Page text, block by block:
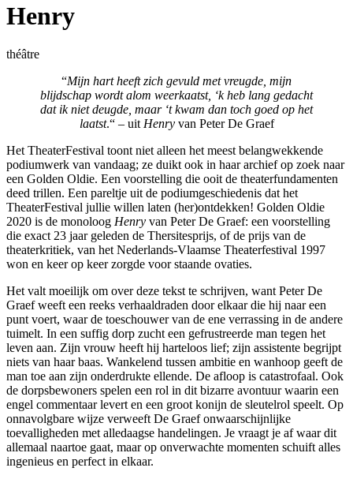
Henry
théâtre
“Mijn hart heeft zich gevuld met vreugde, mijn
blijdschap wordt alom weerkaatst, ‘k heb lang gedacht
dat ik niet deugde, maar ‘t kwam dan toch goed op het
laatst.“ – uit Henryvan Peter De Graef
Het TheaterFestival toont niet alleen het meest belangwekkende
podiumwerk van vandaag; ze duikt ook in haar archief op zoek naar
een Golden Oldie. Een voorstelling die ooit de theaterfundamenten
deed trillen. Een pareltje uit de podiumgeschiedenis dat het
TheaterFestival jullie willen laten (her)ontdekken! Golden Oldie
2020 is de monoloog Henry van Peter De Graef: een voorstelling
die exact 23 jaar geleden de Thersitesprijs, of de prijs van de
theaterkritiek, van het Nederlands-Vlaamse Theaterfestival 1997
won en keer op keer zorgde voor staande ovaties.
Het valt moeilijk om over deze tekst te schrijven, want Peter De
Graef weeft een reeks verhaaldraden door elkaar die hij naar een
punt voert, waar de toeschouwer van de ene verrassing in de andere
tuimelt. In een suffig dorp zucht een gefrustreerde man tegen het
leven aan. Zijn vrouw heeft hij harteloos lief; zijn assistente begrijpt
niets van haar baas. Wankelend tussen ambitie en wanhoop geeft de
man toe aan zijn onderdrukte ellende. De afloop is catastrofaal. Ook
de dorpsbewoners spelen een rol in dit bizarre avontuur waarin een
engel commentaar levert en een groot konijn de sleutelrol speelt. Op
onnavolgbare wijze verweeft De Graef onwaarschijnlijke
toevalligheden met alledaagse handelingen. Je vraagt je af waar dit
allemaal naartoe gaat, maar op onverwachte momenten schuift alles
ingenieus en perfect in elkaar.